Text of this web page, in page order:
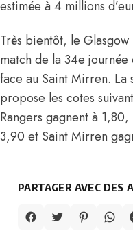
estimée à 4 millions
Très bientôt, le
match de la 34e journée
face au Saint Mirren.
propose les cotes
Rangers gagnent à
3,90 et Saint Mirren
PARTAGER AVEC DES